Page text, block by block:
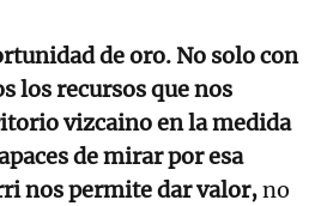
de oro. No solo con
los recursos que nos
vizcaino en la medida
de mirar por esa
nos permite dar valor,no